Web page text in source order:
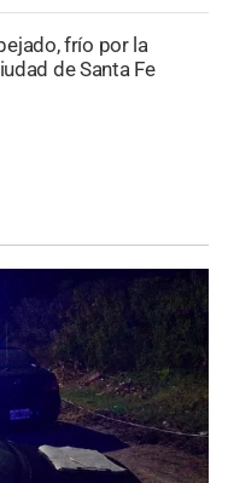
frío por la
de Santa Fe